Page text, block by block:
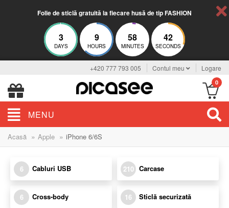
Folie de sticlă gratuită la fiecare husă de tip FASHION
3
DAYS
9
HOURS
58
MINUTES
42
SECONDS
+420 777 793 005 Contul meu Logare
0
MENU
Acasă » Apple » iPhone 6/6S
6 Cabluri USB 210 Carcase
6 Cross-body 16 Sticlă securizată